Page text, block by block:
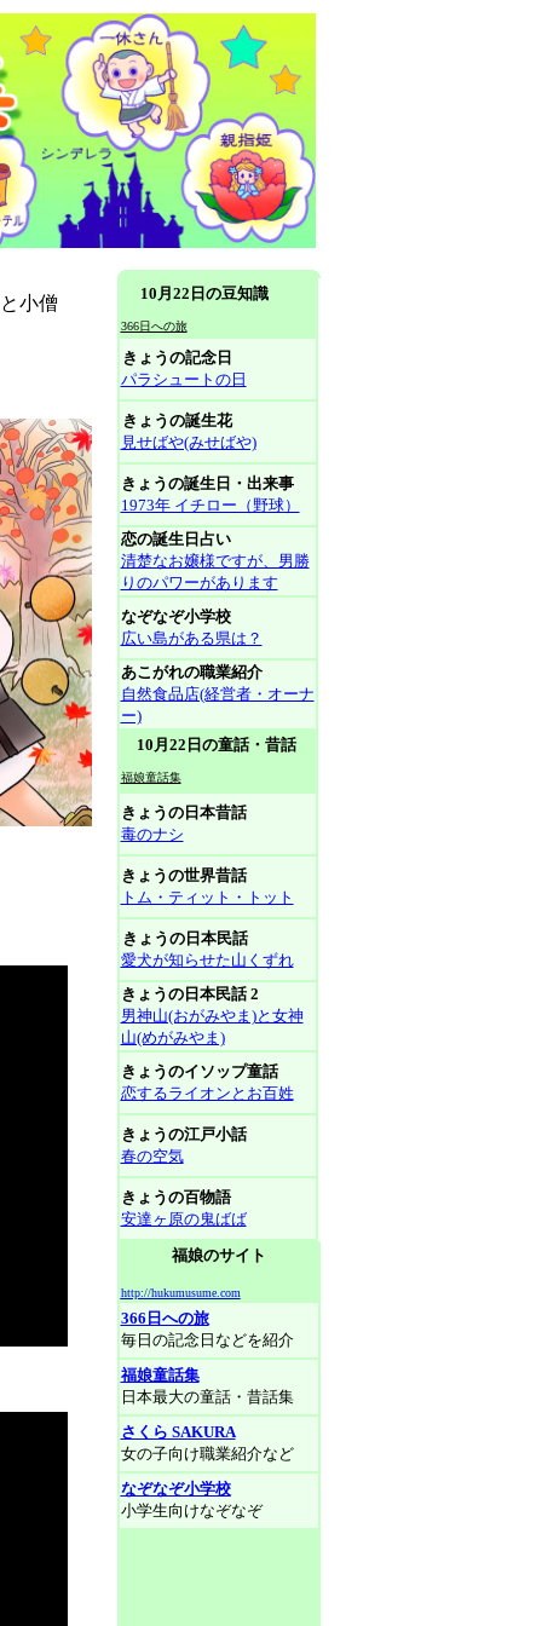
小僧 10月22日の豆知識
366日への旅
きょうの記念日
パラシュートの日
きょうの誕生花
見せばや(みせばや)
きょうの誕生日・出来事
1973年 イチロー（野球）
恋の誕生日占い
清楚なお嬢様ですが、男勝
りのパワーがあります
なぞなぞ小学校
広い島がある県は？
あこがれの職業紹介
自然食品店(経営者・オーナ
ー)
10月22日の童話・昔話
福娘童話集
きょうの日本昔話
毒のナシ
きょうの世界昔話
トム・ティット・トット
きょうの日本民話
愛犬が知らせた山くずれ
きょうの日本民話 2
男神山(おがみやま)と女神
山(めがみやま)
きょうのイソップ童話
恋するライオンとお百姓
きょうの江戸小話
春の空気
きょうの百物語
安達ヶ原の鬼ばば
福娘のサイト
http://hukumusume.com
366日への旅
毎日の記念日などを紹介
福娘童話集
日本最大の童話・昔話集
さくら SAKURA
女の子向け職業紹介など
なぞなぞ小学校
小学生向けなぞなぞ